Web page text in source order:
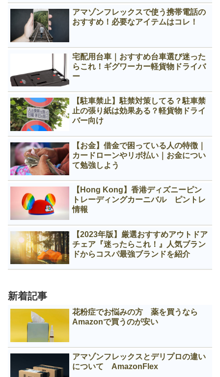
アマゾンフレックスで使う携帯電話の
おすすめ！必要なアイテムはコレ！
宅配用台車｜おすすめ台車選び迷った
らこれ！ギグワーカー軽貨物ドライバ
ー
【駐車禁止】駐禁対策してる？駐車禁
止の張り紙は効果ある？軽貨物ドライ
バー向け
【お金】借金で困っている人の特徴｜
カードローンやリボ払い｜お金につい
て勉強しよう
【Hong Kong】香港ディズニーピン
トレーディングカーニバル ピントレ
情報
【2023年版】厳選おすすめアウトドア
チェア『迷ったらこれ！』人気ブラン
ドからコスパ最強ブランドを紹介
新着記事
花粉症でお悩みの方 薬を買うなら
Amazonで買うのが安い
アマゾンフレックスとデリプロの違い
について AmazonFlex